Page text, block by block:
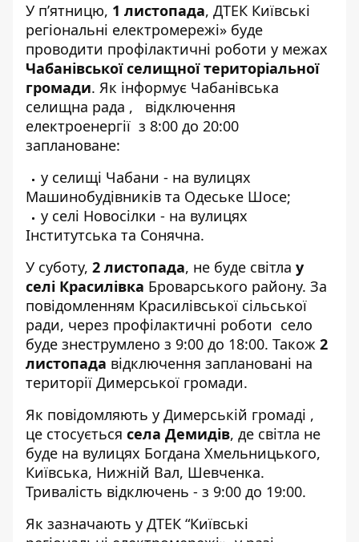
У п’ятницю, 1 листопада, ДТЕК Київські
регіональні електромережі» буде
проводити профілактичні роботи у межах
Чабанівської селищної територіальної
громади. Як інформує Чабанівська
селищна рада , відключення
електроенергії з 8:00 до 20:00
заплановане:
у селищі Чабани - на вулицях
Машинобудівників та Одеське Шосе;
у селі Новосілки - на вулицях
Інститутська та Сонячна.
У суботу, 2 листопада, не буде світла у
селі Красилівка Броварського району. За
повідомленням Красилівської сільської
ради, через профілактичні роботи село
буде знеструмлено з 9:00 до 18:00. Також 2
листопада відключення заплановані на
території Димерської громади.
Як повідомляють у Димерській громаді ,
це стосується села Демидів, де світла не
буде на вулицях Богдана Хмельницького,
Київська, Нижній Вал, Шевченка.
Тривалість відключень - з 9:00 до 19:00.
Як зазначають у ДТЕК “Київські